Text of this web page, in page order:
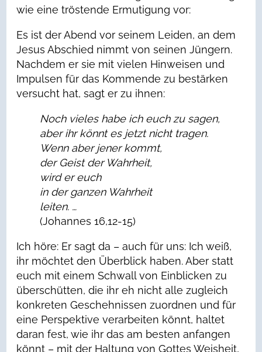
wie eine tröstende Ermutigung vor:
Es ist der Abend vor seinem Leiden, an dem
Jesus Abschied nimmt von seinen Jüngern.
Nachdem er sie mit vielen Hinweisen und
Impulsen für das Kommende zu bestärken
versucht hat, sagt er zu ihnen:
Noch vieles habe ich euch zu sagen,
aber ihr könnt es jetzt nicht tragen.
Wenn aber jener kommt,
der Geist der Wahrheit,
wird er euch
in der ganzen Wahrheit
leiten. …
(Johannes 16,12-15)
Ich höre: Er sagt da – auch für uns: Ich weiß,
ihr möchtet den Überblick haben. Aber statt
euch mit einem Schwall von Einblicken zu
überschütten, die ihr eh nicht alle zugleich
konkreten Geschehnissen zuordnen und für
eine Perspektive verarbeiten könnt, haltet
daran fest, wie ihr das am besten anfangen
könnt – mit der Haltung von Gottes Weisheit,